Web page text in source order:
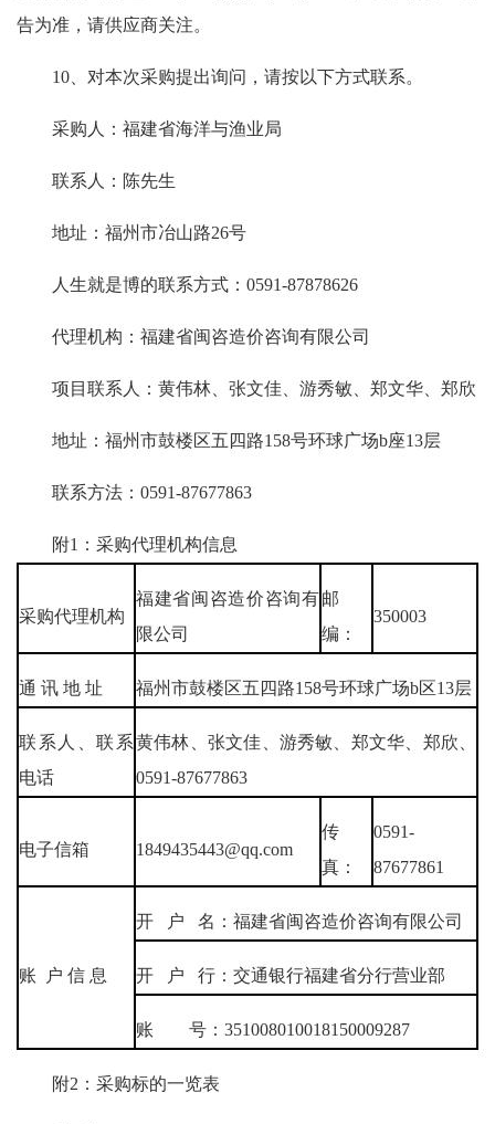
告为准，请供应商关注。
10、对本次采购提出询问，请按以下方式联系。
采购人：福建省海洋与渔业局
联系人：陈先生
地址：福州市冶山路26号
人生就是博的联系方式：0591-87878626
代理机构：福建省闽咨造价咨询有限公司
项目联系人：黄伟林、张文佳、游秀敏、郑文华、郑欣
地址：福州市鼓楼区五四路158号环球广场b座13层
联系方法：0591-87677863
附1：采购代理机构信息
采购代理机构
福建省闽咨造价咨询有
限公司
邮
编：
350003
通 讯 地 址 福州市鼓楼区五四路158号环球广场b区13层
联系人、联系
电话
黄伟林、张文佳、游秀敏、郑文华、郑欣、
0591-87677863
电子信箱 1849435443@qq.com
传
真：
0591-
87677861
账 户 信 息
开 户 名：福建省闽咨造价咨询有限公司
开 户 行：交通银行福建省分行营业部
账 号：351008010018150009287
附2：采购标的一览表